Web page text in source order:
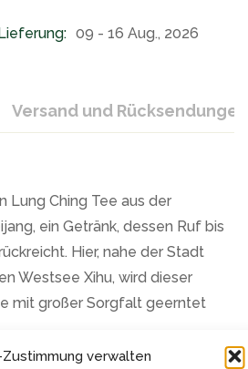
verwalten
09 - 16 Aug., 2026
Versand und Rücksendungen
Lung Ching Tee aus der
ein Getränk, dessen Ruf bis
Hier, nahe der Stadt
Westsee Xihu, wird dieser
mit großer Sorgfalt geerntet